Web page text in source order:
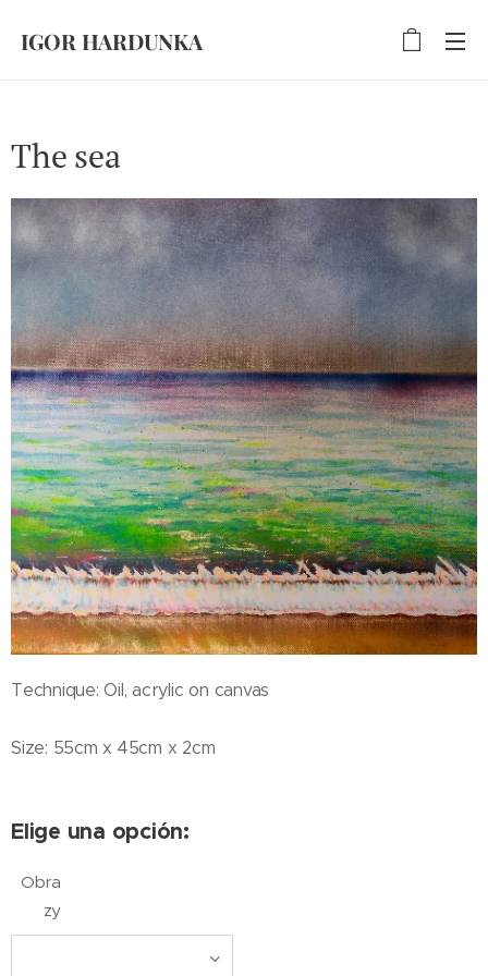
IGOR HARDUNKA
The sea
Technique: Oil, acrylic on canvas
Size: 55cm x 45cm x 2cm
Elige una opción:
Obra
zy